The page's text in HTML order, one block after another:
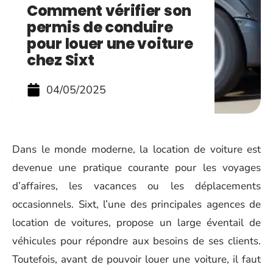
Comment vérifier son
permis de conduire
pour louer une voiture
chez Sixt
04/05/2025
Dans le monde moderne, la location de voiture est
devenue une pratique courante pour les voyages
d’affaires, les vacances ou les déplacements
occasionnels. Sixt, l’une des principales agences de
location de voitures, propose un large éventail de
véhicules pour répondre aux besoins de ses clients.
Toutefois, avant de pouvoir louer une voiture, il faut